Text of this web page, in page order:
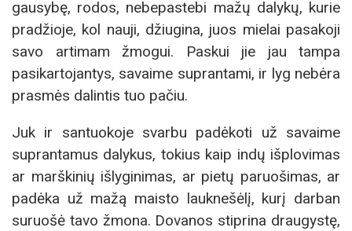
gausybę, rodos, nebepastebi mažų dalykų, kurie
pradžioje, kol nauji, džiugina, juos mielai pasakoji
savo artimam žmogui. Paskui jie jau tampa
pasikartojantys, savaime suprantami, ir lyg nebėra
prasmės dalintis tuo pačiu.
Juk ir santuokoje svarbu padėkoti už savaime
suprantamus dalykus, tokius kaip indų išplovimas
ar marškinių išlyginimas, ar pietų paruošimas, ar
padėka už mažą maisto lauknešėlį, kurį darban
suruošė tavo žmona. Dovanos stiprina draugystę,